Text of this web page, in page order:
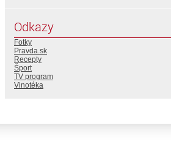
Odkazy
Fotky
Pravda.sk
Recepty
Šport
TV program
Vinotéka